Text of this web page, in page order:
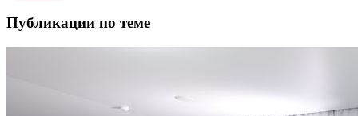
Публикации по теме